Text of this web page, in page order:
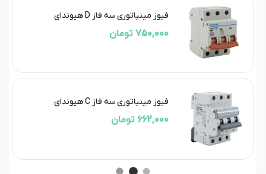
فیوز مینیاتوری سه فاز D هیوندای
750,000 تومان
فیوز مینیاتوری سه فاز C هیوندای
662,000 تومان